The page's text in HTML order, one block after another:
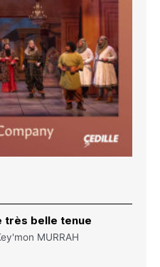
très belle tenue
MURRAH